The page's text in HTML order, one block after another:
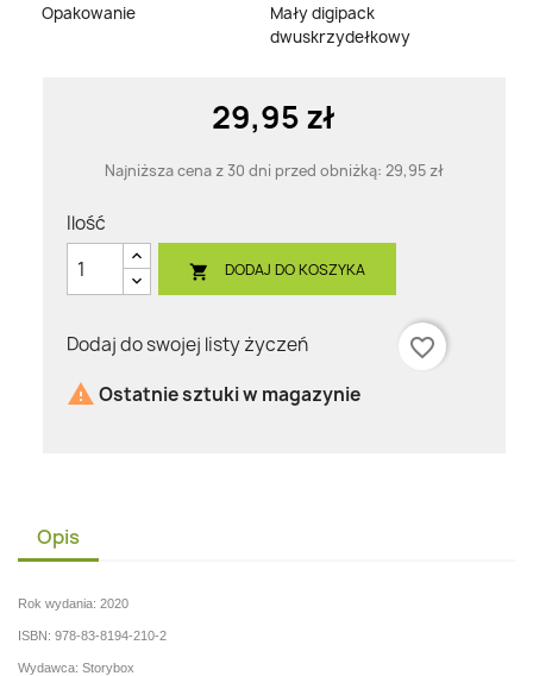
Opakowanie
Mały digipack
dwuskrzydełkowy
29,95 zł
Najniższa cena z 30 dni przed obniżką: 29,95 zł
Ilość
 DODAJ DO KOSZYKA
Dodaj do swojej listy życzeń
favorite_border
 Ostatnie sztuki w magazynie
Opis
Rok wydania: 2020
ISBN: 978-83-8194-210-2
Wydawca: Storybox